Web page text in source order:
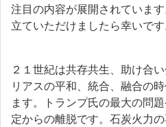
注目の内容が展開されていま
立ていただけましたら幸いです
２１世紀は共存共生、助け合
リアスの平和、統合、融合の
ます。トランプ氏の最大の問
定からの離脱です。石炭火力